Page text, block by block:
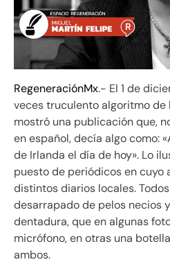
RegeneraciónMx.- El 1 de
veces truculento algoritmo de
mostró una publicación que,
en español, decía algo como:
de Irlanda el día de hoy». Lo
puesto de periódicos en
distintos diarios locales.
desarrapado de pelos necios
dentadura, que en algunas
micrófono, en otras una
ambos.